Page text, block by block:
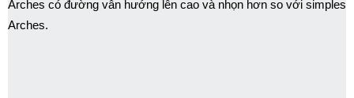
Arches có đường vân hướng lên cao và nhọn hơn so với simples
Arches.